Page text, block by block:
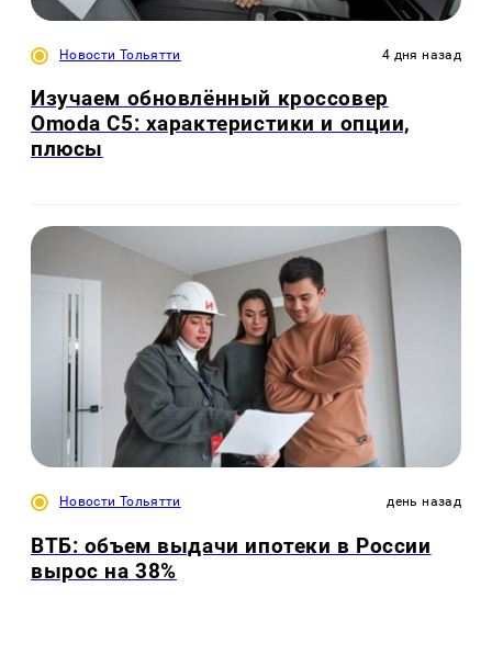
Новости Тольятти 4 дня назад
Изучаем обновлённый кроссовер
Omoda C5: характеристики и опции,
плюсы
Новости Тольятти день назад
ВТБ: объем выдачи ипотеки в России
вырос на 38%